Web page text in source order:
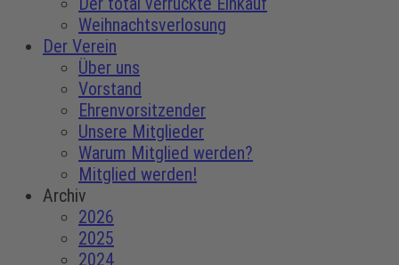
Weihnachtsverlosung
Der Verein
Über uns
Vorstand
Ehrenvorsitzender
Unsere Mitglieder
Warum Mitglied werden?
Mitglied werden!
Archiv
2026
2025
2024